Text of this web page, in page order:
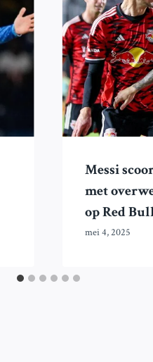
Messi
met
op Red
mei 4, 2025